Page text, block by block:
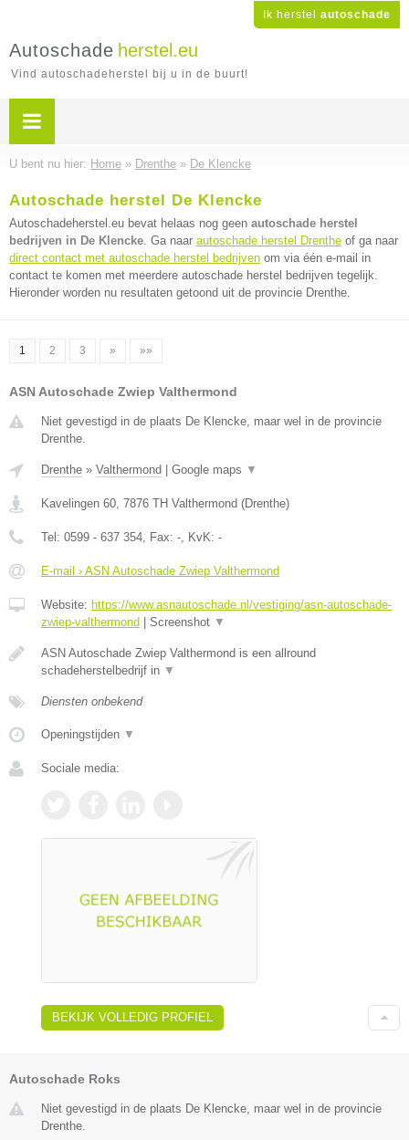
Ik herstel autoschade
Autoschade herstel.eu
Vind autoschadeherstel bij u in de buurt!
U bent nu hier: Home » Drenthe » De Klencke
Autoschade herstel De Klencke
Autoschadeherstel.eu bevat helaas nog geen autoschade herstel
bedrijven in De Klencke. Ga naar autoschade herstel Drenthe of ga naar
direct contact met autoschade herstel bedrijven om via één e-mail in
contact te komen met meerdere autoschade herstel bedrijven tegelijk.
Hieronder worden nu resultaten getoond uit de provincie Drenthe.
1 2 3 » »»
ASN Autoschade Zwiep Valthermond
Niet gevestigd in de plaats De Klencke, maar wel in de provincie
Drenthe.
Drenthe » Valthermond Google maps ▼
Kavelingen 60, 7876 TH Valthermond (Drenthe)
Tel: 0599 - 637 354, Fax: -, KvK: -
E-mail › ASN Autoschade Zwiep Valthermond
Website: https://www.asnautoschade.nl/vestiging/asn-autoschade-
zwiep-valthermond
Screenshot ▼
ASN Autoschade Zwiep Valthermond is een allround
schadeherstelbedrijf in ▼
Diensten onbekend
Openingstijden ▼
Sociale media:
BEKIJK VOLLEDIG PROFIEL
Autoschade Roks
Niet gevestigd in de plaats De Klencke, maar wel in de provincie
Drenthe.